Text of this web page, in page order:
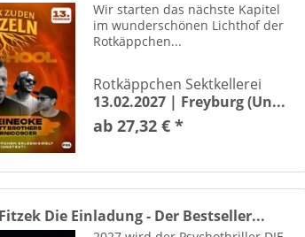
Harzer Bergtheater Thale Thale / Harz
Harzer Kultur- & Kongresszentrum Wernigerode
Ilsenburg
Leipzig
Heide Hof "Goldene Aue" Wallhausen
Dardesheim
Thale
Zielitz
Wir starten das nächste Kapitel
im wunderschönen Lichthof der
Rotkäppchen...
Rotkäppchen Sektkellerei
13.02.2027 | Freyburg (Un...
ab 27,32 € *
Die Einladung - Der Bestseller...